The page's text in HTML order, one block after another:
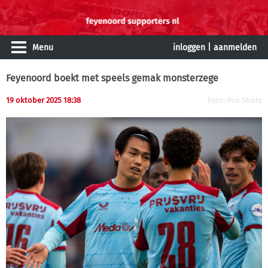
Menu inloggen aanmelden
Feyenoord boekt met speels gemak monsterzege
19 oktober 2025 18:38 Foto: Pro Shots